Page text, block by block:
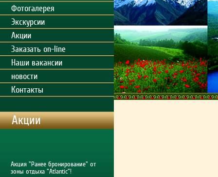
Фотогалерея
Экскурсии
Акции
Заказать on-line
Наши вакансии
новости
Контакты
Акции
Акция "Ранее бронирование" от
зоны отдыха "Atlantic"!